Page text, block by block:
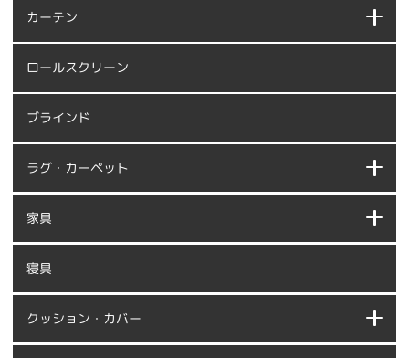
カーテン
ロールスクリーン
ブラインド
ラグ・カーペット
家具
寝具
クッション・カバー